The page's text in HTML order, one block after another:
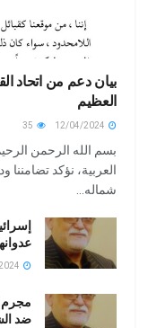
بيان دعم من اتحاد
العظيم
بسم الله الرحمن
العربية، نؤكد
شماله...
مجرم
ضد